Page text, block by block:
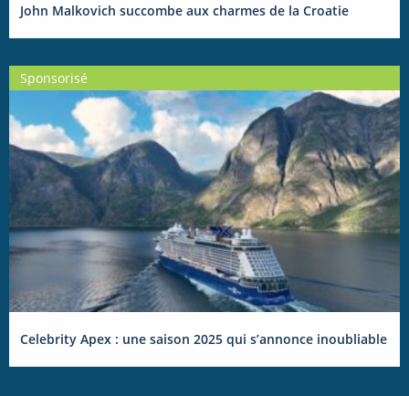
John Malkovich succombe aux charmes de la Croatie
Sponsorisé
Celebrity Apex : une saison 2025 qui s’annonce inoubliable